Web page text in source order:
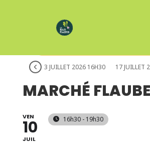
3 JUILLET 2026 16H30 17 JUILLET
MARCHÉ
VEN
10
JUIL
16h30 - 19h30